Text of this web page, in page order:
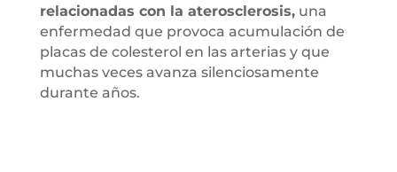
relacionadas con la aterosclerosis,una
enfermedad que provoca acumulación de
placas de colesterol en las arterias y que
muchas veces avanza silenciosamente
durante años.